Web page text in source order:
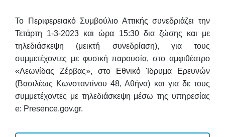
Το Περιφερειακό Συμβούλιο Αττικής συνεδριάζει την
Τετάρτη 1-3-2023 και ώρα 15:30δια ζώσης και με
τηλεδιάσκεψη (μεικτή συνεδρίαση), για τους
συμμετέχοντες με φυσική παρουσία, στο αμφιθέατρο
«Λεωνίδας Ζέρβας», στο Εθνικό Ίδρυμα Ερευνών
(Βασιλέως Κωνσταντίνου 48, Αθήνα) και για δε τους
συμμετέχοντες με τηλεδιάσκεψη μέσω της υπηρεσίας
e: Presence.gov.gr.